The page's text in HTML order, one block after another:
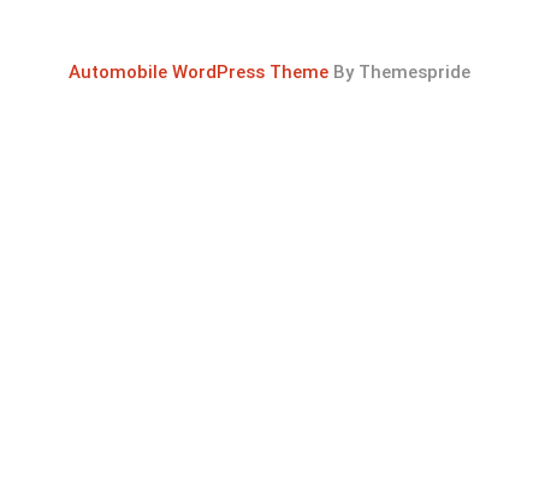
Automobile WordPress Theme By Themespride